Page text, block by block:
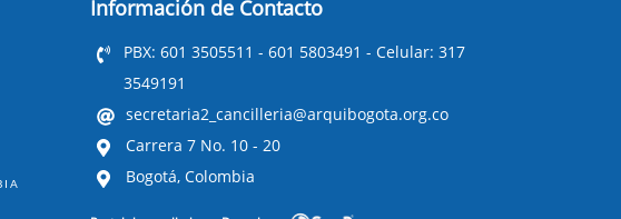
Información de Contacto
PBX: 601 3505511 - 601 5803491 - Celular: 317
3549191
secretaria2_cancilleria@arquibogota.org.co
Carrera 7 No. 10 - 20
Bogotá, Colombia